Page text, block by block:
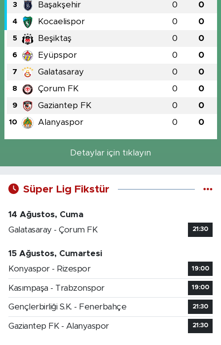
3 Başakşehir 0 0
4 Kocaelispor 0 0
5 Beşiktaş 0 0
6 Eyüpspor 0 0
7 Galatasaray 0 0
8 Çorum FK 0 0
9 Gaziantep FK 0 0
10 Alanyaspor 0 0
Detaylar için tıklayın
Süper Lig Fikstür
14 Ağustos, Cuma
Galatasaray - Çorum FK
21:30
15 Ağustos, Cumartesi
Konyaspor - Rizespor
19:00
Kasımpaşa - Trabzonspor 19:00
Gençlerbirliği S.K. - Fenerbahçe 21:30
Gaziantep FK - Alanyaspor 21:30